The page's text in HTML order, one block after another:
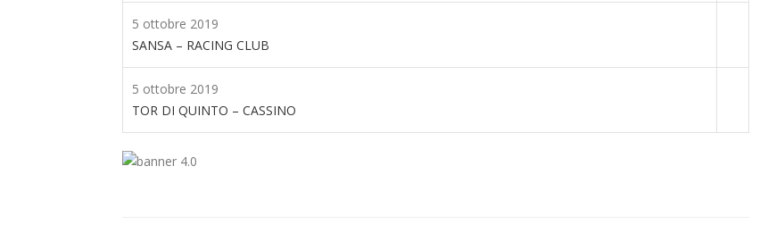
5 ottobre 2019
SANSA – RACING CLUB
5 ottobre 2019
TOR DI QUINTO – CASSINO